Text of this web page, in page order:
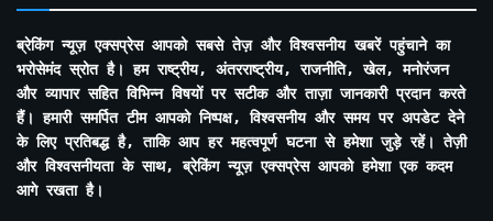
ब्रेकिंग न्यूज़ एक्सप्रेस आपको सबसे तेज़ और विश्वसनीय खबरें पहुंचाने का
भरोसेमंद स्रोत है। हम राष्ट्रीय, अंतरराष्ट्रीय, राजनीति, खेल, मनोरंजन
और व्यापार सहित विभिन्न विषयों पर सटीक और ताज़ा जानकारी प्रदान करते
हैं। हमारी समर्पित टीम आपको निष्पक्ष, विश्वसनीय और समय पर अपडेट देने
के लिए प्रतिबद्ध है, ताकि आप हर महत्वपूर्ण घटना से हमेशा जुड़े रहें। तेज़ी
और विश्वसनीयता के साथ, ब्रेकिंग न्यूज़ एक्सप्रेस आपको हमेशा एक कदम
आगे रखता है।